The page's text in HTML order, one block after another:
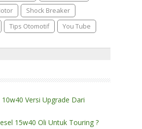
Shock Breaker
Tips Otomotif You Tube
10w40 Versi Upgrade Dari
15w40 Oli Untuk Touring ?